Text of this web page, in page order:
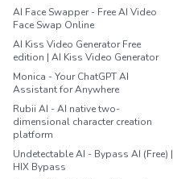
AI Face Swapper - Free AI Video
Face Swap Online
AI Kiss Video Generator Free
edition | AI Kiss Video Generator
Monica - Your ChatGPT AI
Assistant for Anywhere
Rubii AI - AI native two-
dimensional character creation
platform
Undetectable AI - Bypass AI (Free) |
HIX Bypass